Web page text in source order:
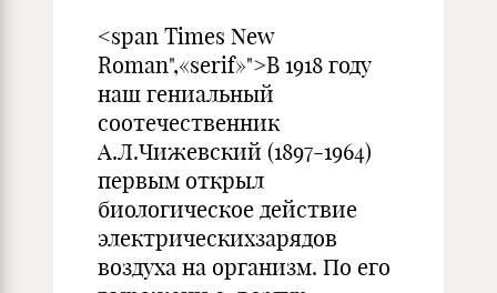
<span Times New
Roman",«serif»">В 1918 году
наш гениальный
соотечественник
А.Л.Чижевский (1897-1964)
первым открыл
биологическое действие
электрическихзарядов
воздуха на организм. По его